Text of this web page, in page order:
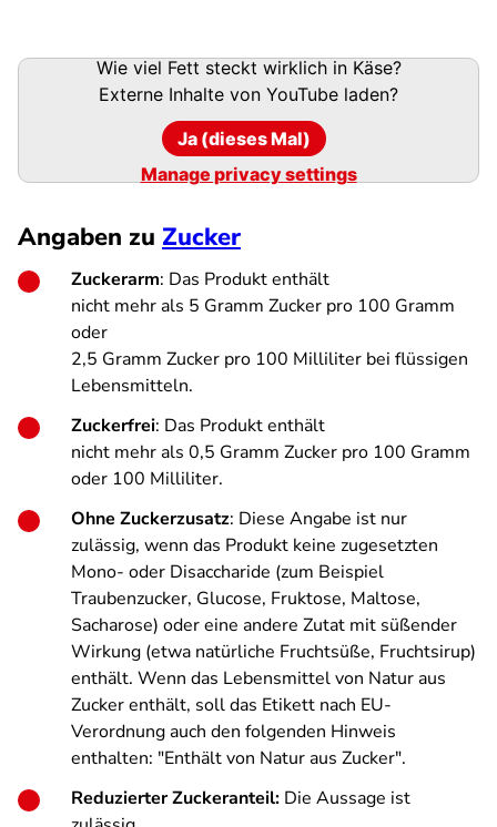
Wie viel Fett steckt wirklich in Käse?
Externe Inhalte von YouTube laden?
Ja (dieses Mal)
Manage privacy settings
Angaben zu Zucker
Zuckerarm: Das Produkt enthält
nicht mehr als 5 Gramm Zucker pro 100 Gramm
oder
2,5 Gramm Zucker pro 100 Milliliter bei flüssigen
Lebensmitteln.
Zuckerfrei: Das Produkt enthält
nicht mehr als 0,5 Gramm Zucker pro 100 Gramm
oder 100 Milliliter.
Ohne Zuckerzusatz: Diese Angabe ist nur
zulässig, wenn das Produkt keine zugesetzten
Mono- oder Disaccharide (zum Beispiel
Traubenzucker, Glucose, Fruktose, Maltose,
Sacharose) oder eine andere Zutat mit süßender
Wirkung (etwa natürliche Fruchtsüße, Fruchtsirup)
enthält. Wenn das Lebensmittel von Natur aus
Zucker enthält, soll das Etikett nach EU-
Verordnung auch den folgenden Hinweis
enthalten: "Enthält von Natur aus Zucker".
Reduzierter Zuckeranteil: Die Aussage ist